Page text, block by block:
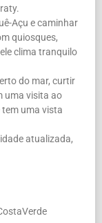
Açu e caminhar
quiosques,
clima tranquilo
do mar, curtir
uma visita ao
tem uma vista
atualizada,